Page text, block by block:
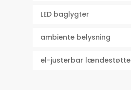
LED baglygter
ambiente belysning
el-justerbar lændestøtte